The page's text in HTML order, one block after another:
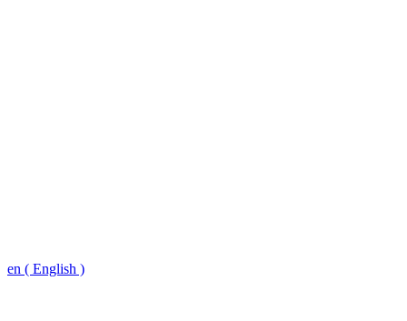
en ( English )